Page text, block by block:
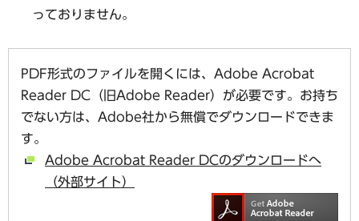
っておりません。
PDF形式のファイルを開くには、Adobe Acrobat
Reader DC（旧Adobe Reader）が必要です。お持ち
でない方は、Adobe社から無償でダウンロードできま
す。
Adobe Acrobat Reader DCのダウンロードへ
（外部サイト）